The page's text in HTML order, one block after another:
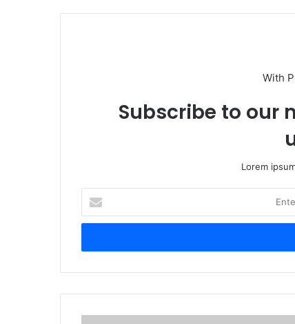
With
Subscribe to our
Lorem
your
Email